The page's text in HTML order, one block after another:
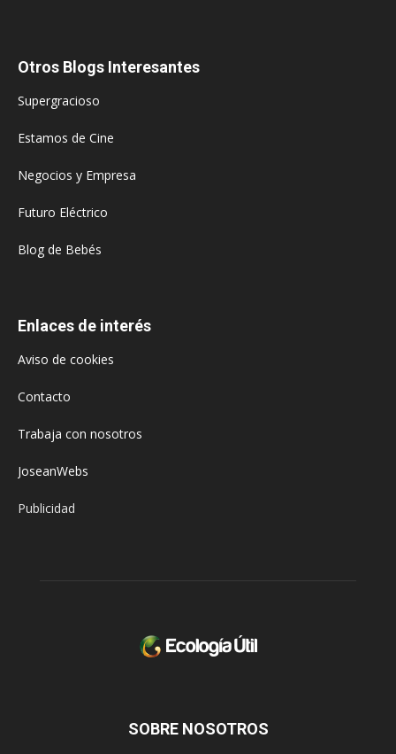
Otros Blogs Interesantes
Supergracioso
Estamos de Cine
Negocios y Empresa
Futuro Eléctrico
Blog de Bebés
Enlaces de interés
Aviso de cookies
Contacto
Trabaja con nosotros
JoseanWebs
Publicidad
SOBRE NOSOTROS